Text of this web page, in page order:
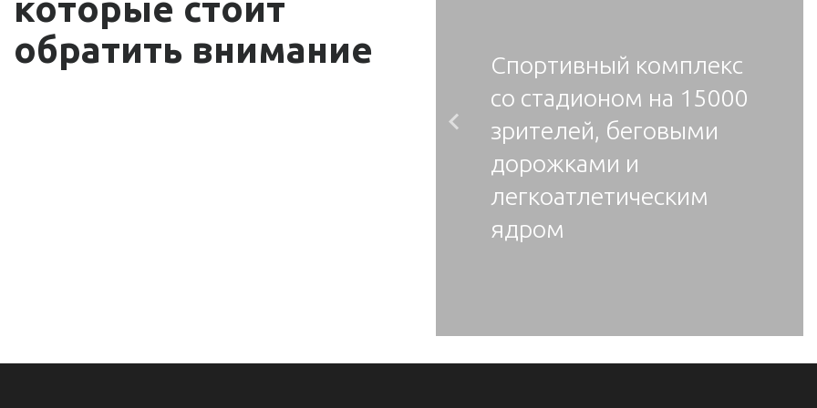
которые стоит
обратить внимание
Спортивный комплекс
со стадионом на 15000
зрителей, беговыми
дорожками и
легкоатлетическим
ядром
Previous